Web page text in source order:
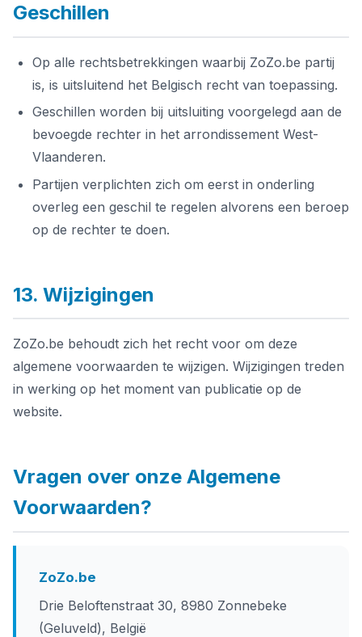
Geschillen
Op alle rechtsbetrekkingen waarbij ZoZo.be partij
is, is uitsluitend het Belgisch recht van toepassing.
Geschillen worden bij uitsluiting voorgelegd aan de
bevoegde rechter in het arrondissement West-
Vlaanderen.
Partijen verplichten zich om eerst in onderling
overleg een geschil te regelen alvorens een beroep
op de rechter te doen.
13. Wijzigingen
ZoZo.be behoudt zich het recht voor om deze
algemene voorwaarden te wijzigen. Wijzigingen treden
in werking op het moment van publicatie op de
website.
Vragen over onze Algemene
Voorwaarden?
ZoZo.be
Drie Beloftenstraat 30, 8980 Zonnebeke
(Geluveld), België